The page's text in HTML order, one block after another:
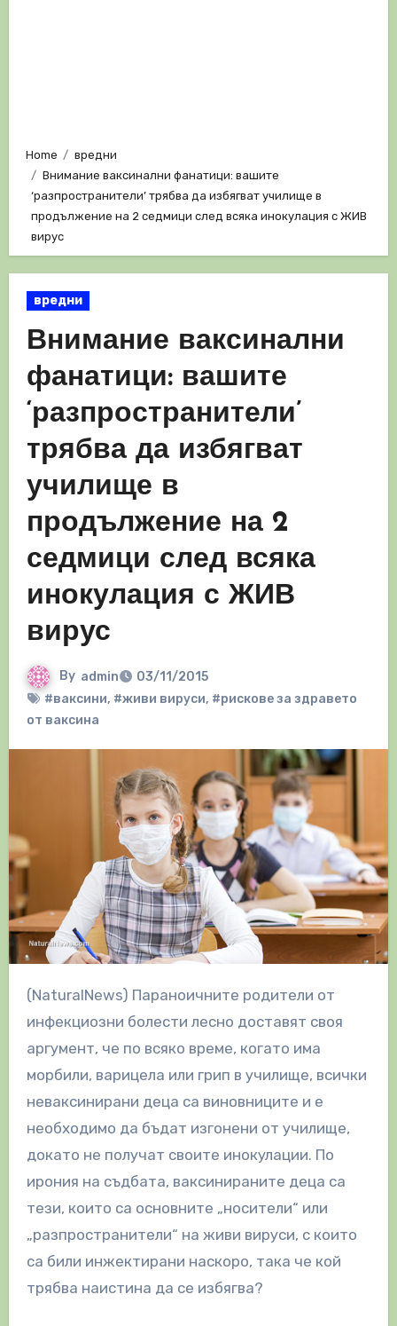
Home
вредни
Внимание ваксинални фанатици: вашите
‘разпространители’ трябва да избягват училище в
продължение на 2 седмици след всяка инокулация с ЖИВ
вирус
вредни
Внимание ваксинални
фанатици: вашите
‘разпространители’
трябва да избягват
училище в
продължение на 2
седмици след всяка
инокулация с ЖИВ
вирус
By admin
03/11/2015
#ваксини, #живи вируси, #рискове за здравето
от ваксина
(NaturalNews) Параноичните родители от
инфекциозни болести лесно доставят своя
аргумент, че по всяко време, когато има
морбили, варицела или грип в училище, всички
неваксинирани деца са виновниците и е
необходимо да бъдат изгонени от училище,
докато не получат своите инокулации. По
ирония на съдбата, ваксинираните деца са
тези, които са основните „носители“ или
„разпространители“ на живи вируси, с които
са били инжектирани наскоро, така че кой
трябва наистина да се избягва?